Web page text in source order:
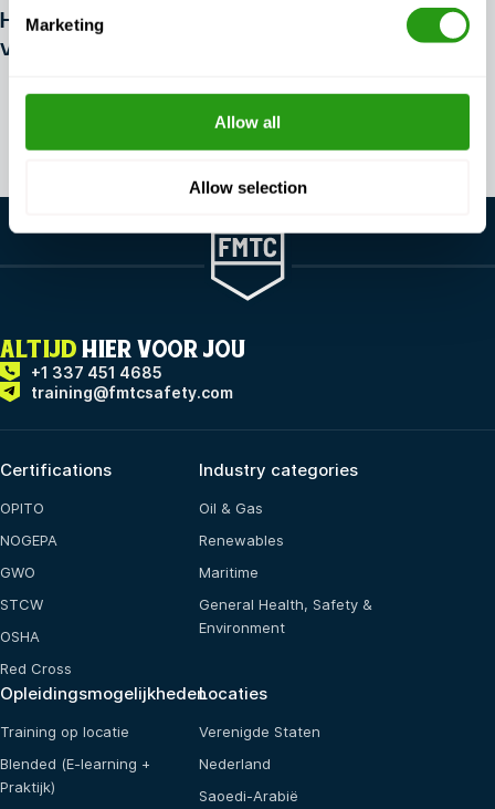
Marketing
Allow all
Allow selection
Hoe kom je in de offshore-
veiligheidssector terecht?
Alle artikelen bekijken
ALTIJD HIER VOOR JOU
+1 337 451 4685
training@fmtcsafety.com
Certifications
OPITO
NOGEPA
GWO
STCW
OSHA
Red Cross
Industry categories
Oil & Gas
Renewables
Maritime
General Health, Safety &
Environment
Opleidingsmogelijkheden
Training op locatie
Blended (E-learning +
Praktijk)
Locaties
Verenigde Staten
Nederland
Saoedi-Arabië